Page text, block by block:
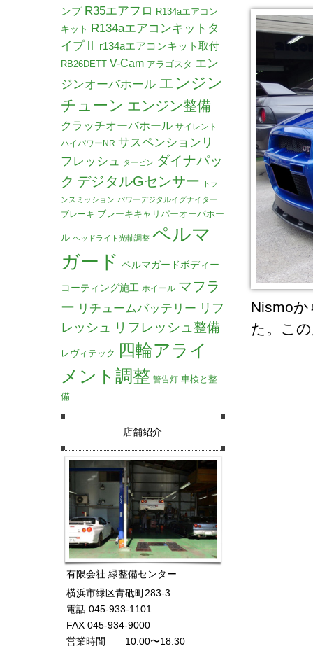
Nismo
た。こ
ンプ R35エアフロ R134aエアコン
キット R134aエアコンキットタ
イプⅡ
r134aエアコンキット取付
RB26DETT V-Cam アラゴスタ エン
ジンオーバホール エンジン
チューン エンジン整備
クラッチオーバホール サイレント
ハイパワーNR サスペンションリ
フレッシュ
タービン ダイナパッ
ク デジタルGセンサー
トラ
ンスミッション パワーデジタルイグナイター
ブレーキ ブレーキキャリパーオーバホー
ル ヘッドライト光軸調整 ペルマ
ガード ペルマガードボディー
コーティング施工 ホイール マフラ
ー リチュームバッテリー リフ
レッシュ
リフレッシュ整備
レヴィテック 四輪アライ
メント調整 警告灯 車検と整
備
店舗紹介
有限会社 緑整備センター
横浜市緑区青砥町283-3
電話 045-933-1101
FAX 045-934-9000
営業時間 10:00〜18:30